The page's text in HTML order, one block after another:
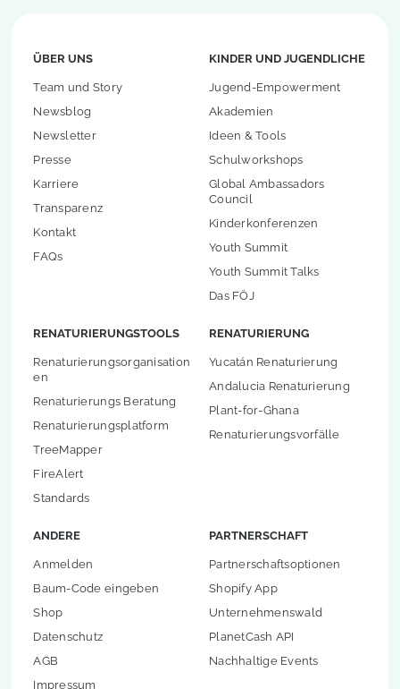
ÜBER UNS
Team und Story
Newsblog
Newsletter
Presse
Karriere
Transparenz
Kontakt
FAQs
KINDER UND JUGENDLICHE
Jugend-Empowerment
Akademien
Ideen & Tools
Schulworkshops
Global Ambassadors
Council
Kinderkonferenzen
Youth Summit
Youth Summit Talks
Das FÖJ
RENATURIERUNGSTOOLS
Renaturierungsorganisation
en
Renaturierungs Beratung
Renaturierungsplatform
TreeMapper
FireAlert
Standards
RENATURIERUNG
Yucatán Renaturierung
Andalucia Renaturierung
Plant-for-Ghana
Renaturierungsvorfälle
ANDERE
Anmelden
Baum-Code eingeben
Shop
Datenschutz
AGB
Impressum
PARTNERSCHAFT
Partnerschaftsoptionen
Shopify App
Unternehmenswald
PlanetCash API
Nachhaltige Events